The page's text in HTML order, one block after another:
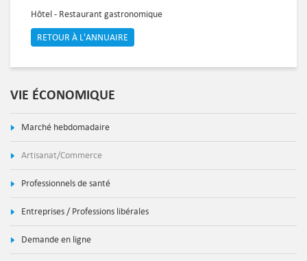
Hôtel - Restaurant gastronomique
RETOUR À L'ANNUAIRE
VIE ÉCONOMIQUE
Marché hebdomadaire
Artisanat/Commerce
Professionnels de santé
Entreprises / Professions libérales
Demande en ligne